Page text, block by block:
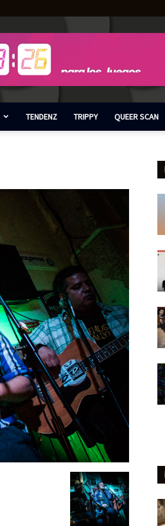
TENDENZ TRIPPY QUEER SCAN